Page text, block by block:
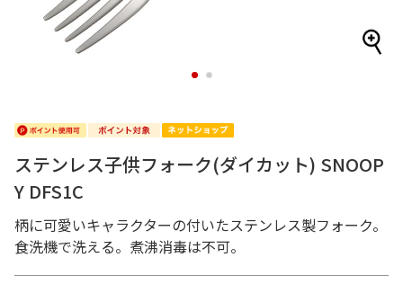
1 2
ステンレス子供フォーク(ダイカット) SNOOP
Y DFS1C
柄に可愛いキャラクターの付いたステンレス製フォーク。
食洗機で洗える。煮沸消毒は不可。